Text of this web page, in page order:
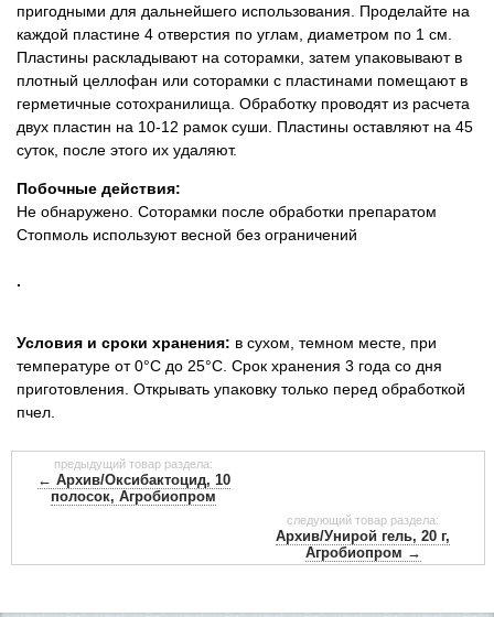
пригодными для дальнейшего использования. Проделайте на
каждой пластине 4 отверстия по углам, диаметром по 1 см.
Пластины раскладывают на соторамки, затем упаковывают в
плотный целлофан или соторамки с пластинами помещают в
герметичные сотохранилища. Обработку проводят из расчета
двух пластин на 10-12 рамок суши. Пластины оставляют на 45
суток, после этого их удаляют.
Побочные действия:
Не обнаружено. Соторамки после обработки препаратом
Стопмоль используют весной без ограничений
.
Условия и сроки хранения: в сухом, темном месте, при
температуре от 0°С до 25°С. Срок хранения 3 года со дня
приготовления. Открывать упаковку только перед обработкой
пчел.
предыдущий товар раздела:
← Архив/Оксибактоцид, 10
полосок, Агробиопром
следующий товар раздела:
Архив/Унирой гель, 20 г,
Агробиопром →